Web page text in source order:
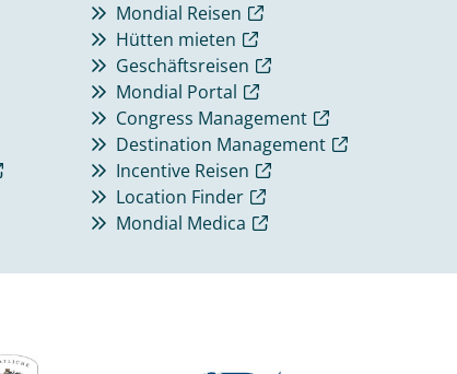
Mondial Reisen
Hütten mieten
Geschäftsreisen
Mondial Portal
Congress Management
Destination Management
Incentive Reisen
Location Finder
Mondial Medica